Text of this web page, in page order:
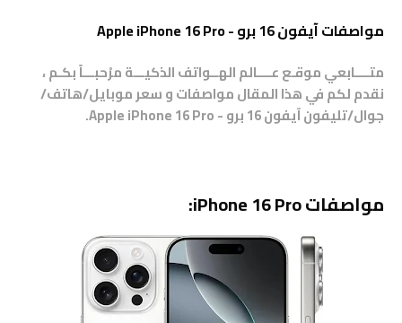
مواصفات آيفون 16 برو - Apple iPhone 16 Pro
متــــابعي موقـع عــــالم الهــواتف الذكيـــة مرْحبـــاً بكـم ،
نقدم لكم في هذا المقال مواصفات و سعر موبايل/هاتف/
جوال/تليفون آيفون 16 برو - Apple iPhone 16 Pro.
مواصفات iPhone 16 Pro: